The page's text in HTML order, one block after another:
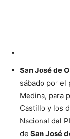
San José de
sábado por el
Medina, para
Castillo y los
Nacional del
de San José